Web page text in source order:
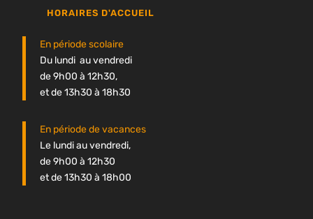
HORAIRES D'ACCUEIL
En période scolaire
Du lundi au vendredi
de 9h00 à 12h30,
et de 13h30 à 18h30
En période de vacances
Le lundi au vendredi,
de 9h00 à 12h30
et de 13h30 à 18h00